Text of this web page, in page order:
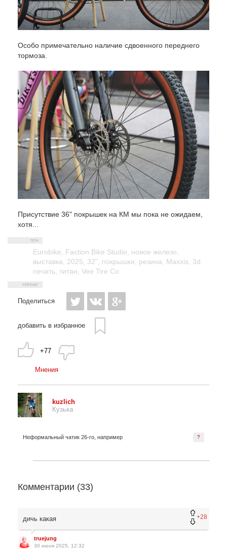
Особо примечательно наличие сдвоенного переднего
тормоза.
Присутствие 36" покрышек на КМ мы пока не ожидаем,
хотя...
Eurobike Faction Bike Studio новое железо
выставка
2025 32" покрышки резина Maxxis
3d
печать титан Vee Tire Co
Поделиться
добавить в избранное
+77
Мнения
kuzlich
Кузька
?
Неформальный чатик 26-го, например
Комментарии (33)
+28
дичь какая
truejung
30 июня 2025, 12:32